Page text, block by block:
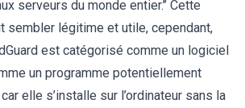
serveurs du monde entier.’’ Cette
sembler légitime et utile, cependant,
est catégorisé comme un logiciel
un programme potentiellement
elle s’installe sur l’ordinateur sans la